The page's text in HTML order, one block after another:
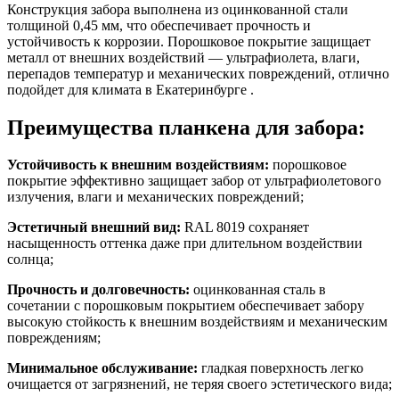
Конструкция забора выполнена из оцинкованной стали
толщиной 0,45 мм, что обеспечивает прочность и
устойчивость к коррозии. Порошковое покрытие защищает
металл от внешних воздействий — ультрафиолета, влаги,
перепадов температур и механических повреждений, отлично
подойдет для климата в Екатеринбурге .
Преимущества планкена для забора:
Устойчивость к внешним воздействиям: порошковое
покрытие эффективно защищает забор от ультрафиолетового
излучения, влаги и механических повреждений;
Эстетичный внешний вид: RAL 8019 сохраняет
насыщенность оттенка даже при длительном воздействии
солнца;
Прочность и долговечность: оцинкованная сталь в
сочетании с порошковым покрытием обеспечивает забору
высокую стойкость к внешним воздействиям и механическим
повреждениям;
Минимальное обслуживание: гладкая поверхность легко
очищается от загрязнений, не теряя своего эстетического вида;